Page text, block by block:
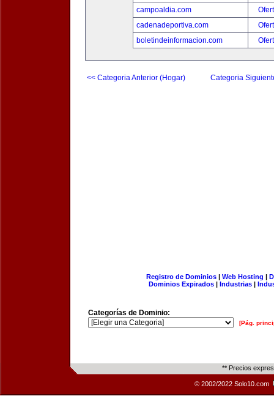
campoaldia.com
cadenadeportiva.com
boletindeinformacion.com
<< Categoria Anterior (Hogar) Categoria
Registro de Dominios| Web Hosting |
Dominios Expirados | Industrias |
Categorías de Dominio:
[Pág.
** Precios
© 2002/2022 Solo10.com